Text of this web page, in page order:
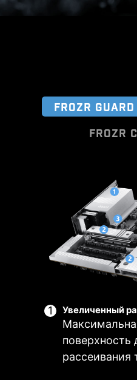
FROZR GUARD
FROZR
Увеличенный
поверхность
рассеивания
Легко
корпуса
включая
для помпы,
полный
работу
Cooling Wizard -
решение
настройками
продуктах
данного ПО
работу
благодаря его
помпами, а
мониторинг
создавать